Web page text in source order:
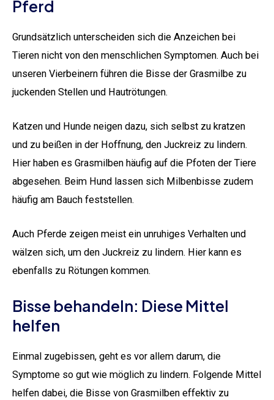
Pferd
Grundsätzlich unterscheiden sich die Anzeichen bei
Tieren nicht von den menschlichen Symptomen. Auch bei
unseren Vierbeinern führen die Bisse der Grasmilbe zu
juckenden Stellen und Hautrötungen.
Katzen und Hunde neigen dazu, sich selbst zu kratzen
und zu beißen in der Hoffnung, den Juckreiz zu lindern.
Hier haben es Grasmilben häufig auf die Pfoten der Tiere
abgesehen. Beim Hund lassen sich Milbenbisse zudem
häufig am Bauch feststellen.
Auch Pferde zeigen meist ein unruhiges Verhalten und
wälzen sich, um den Juckreiz zu lindern. Hier kann es
ebenfalls zu Rötungen kommen.
Bisse behandeln: Diese Mittel
helfen
Einmal zugebissen, geht es vor allem darum, die
Symptome so gut wie möglich zu lindern. Folgende Mittel
helfen dabei, die Bisse von Grasmilben effektiv zu